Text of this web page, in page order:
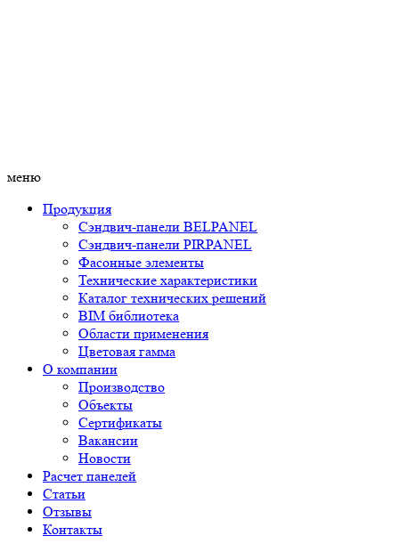
меню
Продукция
Сэндвич-панели BELPANEL
Сэндвич-панели PIRPANEL
Фасонные элементы
Технические характеристики
Каталог технических решений
BIM библиотека
Области применения
Цветовая гамма
О компании
Производство
Объекты
Сертификаты
Вакансии
Новости
Расчет панелей
Статьи
Отзывы
Контакты